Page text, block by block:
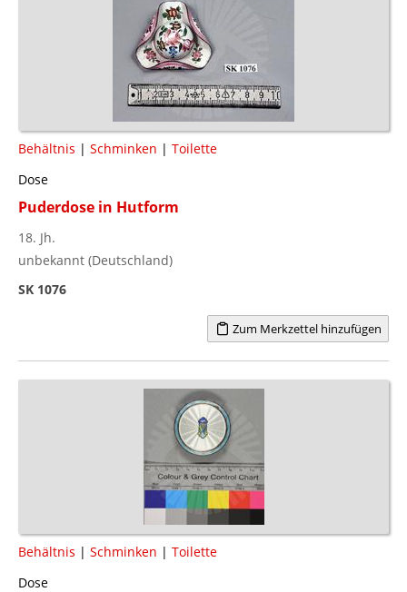
Behältnis | Schminken | Toilette
Dose
Puderdose in Hutform
18. Jh.
unbekannt (Deutschland)
SK 1076
Zum Merkzettel hinzufügen
Behältnis | Schminken | Toilette
Dose